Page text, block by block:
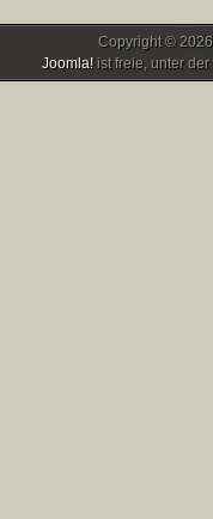
Copyright ©
Joomla! ist freie, unter der